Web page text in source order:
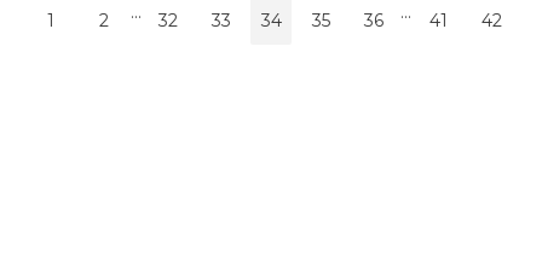
1 2 ... 32 33 34 35 36 ... 41 42